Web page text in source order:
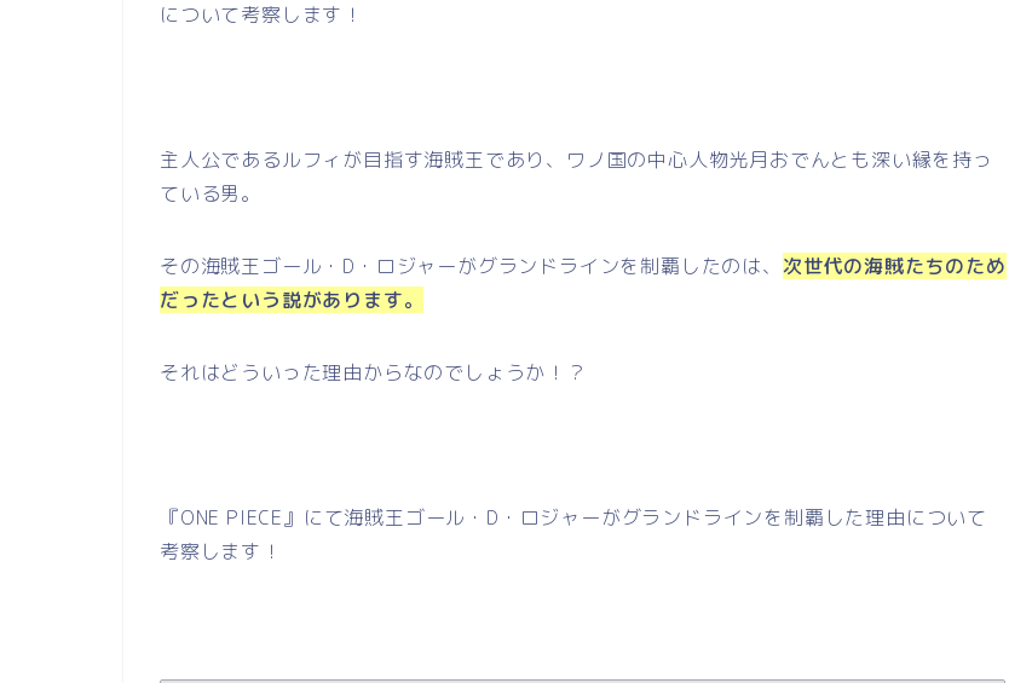
について考察します！
主人公であるルフィが目指す海賊王であり、ワノ国の中心人物光月おでんとも深い縁を持っ
ている男。
その海賊王ゴール・D・ロジャーがグランドラインを制覇したのは、 次世代の海賊たちのため
だったという説があります。
それはどういった理由からなのでしょうか！？
『ONE PIECE』にて海賊王ゴール・D・ロジャーがグランドラインを制覇した理由について
考察します！